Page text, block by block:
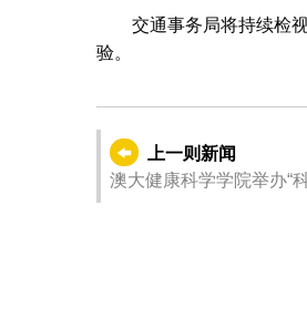
交通事务局将持续检
验。
上一则新闻
澳大健康科学学院举办“